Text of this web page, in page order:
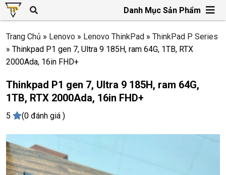
Danh Mục Sản Phẩm
Trang Chủ » Lenovo » Lenovo ThinkPad » ThinkPad P Series
» Thinkpad P1 gen 7, Ultra 9 185H, ram 64G, 1TB, RTX
2000Ada, 16in FHD+
Thinkpad P1 gen 7, Ultra 9 185H, ram 64G,
1TB, RTX 2000Ada, 16in FHD+
5 (0 đánh giá )